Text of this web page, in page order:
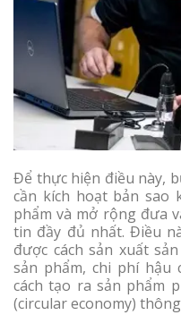
Để thực hiện điều này,
cần kích hoạt bản sao
phẩm và mở rộng đưa
tin đầy đủ nhất. Điều
được cách sản xuất
sản phẩm, chi phí hậu
cách tạo ra sản phẩm
(circular economy)